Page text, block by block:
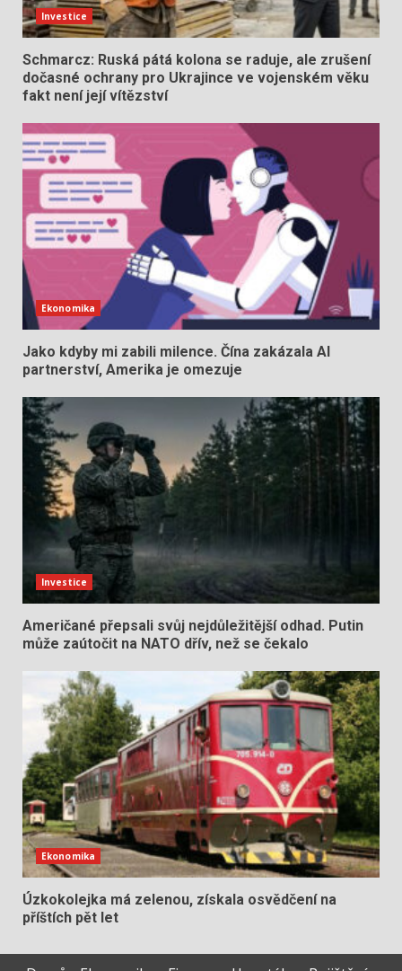
Investice
Schmarcz: Ruská pátá kolona se raduje, ale zrušení
dočasné ochrany pro Ukrajince ve vojenském věku
fakt není její vítězství
Ekonomika
Jako kdyby mi zabili milence. Čína zakázala AI
partnerství, Amerika je omezuje
Investice
Američané přepsali svůj nejdůležitější odhad. Putin
může zaútočit na NATO dřív, než se čekalo
Ekonomika
Úzkokolejka má zelenou, získala osvědčení na
příštích pět let